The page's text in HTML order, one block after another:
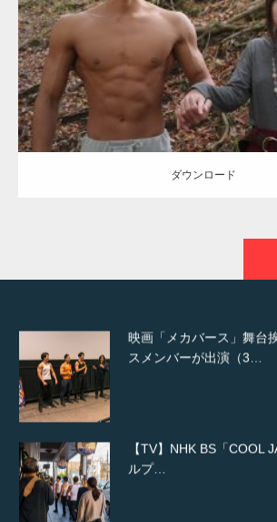
Category:公園のマッチョ その他 AKIHITO(細マ
ダウンロード
ダウンロード
で紹介さ…
NHK「所さん！事件です
た（6/8放送）
スメンバーが出演（3…
ルプ…